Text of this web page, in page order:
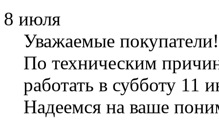
8 июля
Уважаемые покупатели!
По техническим
работать в субботу 11
Надеемся на ваше